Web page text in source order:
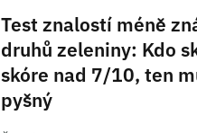
Test znalostí méně
druhů zeleniny: Kdo
skóre nad 7/10, ten
pyšný